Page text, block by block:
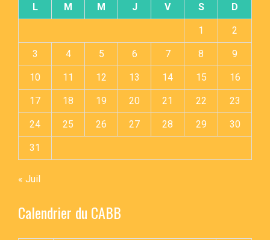
L M M J V S D
1 2
3 4 5 6 7 8 9
10 11 12 13 14 15 16
17 18 19 20 21 22 23
24 25 26 27 28 29 30
31
« Juil
Calendrier du CABB